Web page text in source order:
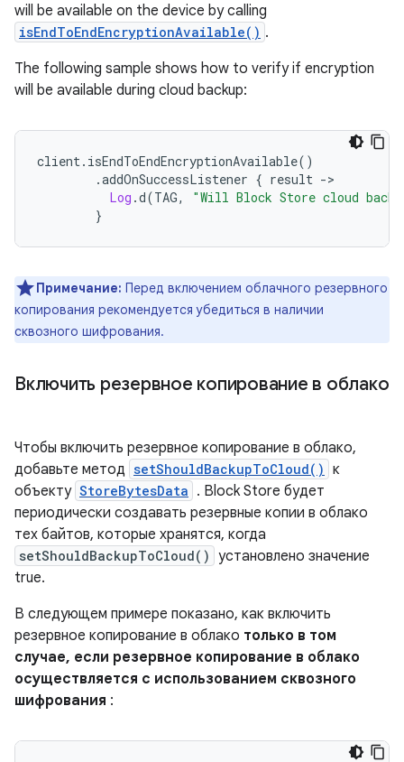
will be available on the device by calling
isEndToEndEncryptionAvailable() .
The following sample shows how to verify if encryption
will be available during cloud backup:
client. isEndToEndEncryptionAvailable()
.addOnSuccessListener { result ->
Log .d(TAG,
"Will Block Store cloud
}
Примечание: Перед включением облачного резервного
копирования рекомендуется убедиться в наличии
сквозного шифрования.
Включить резервное копирование в облако
Чтобы включить резервное копирование в облако,
добавьте метод setShouldBackupToCloud() к
объекту StoreBytesData . Block Store будет
периодически создавать резервные копии в облако
тех байтов, которые хранятся, когда
setShouldBackupToCloud() установлено значение
true.
В следующем примере показано, как включить
резервное копирование в облако только в том
случае, если резервное копирование в облако
осуществляется с использованием сквозного
шифрования :